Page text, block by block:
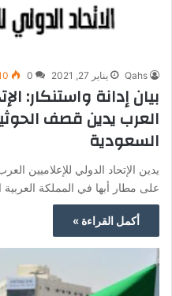
Qahs يناير 27, 2021 0
بيان إدانة واستنكار:
العرب يدين قصف
السعودية
يدين الإتحاد الدولي للإعلاميين
على مطار أبها في المملكة
أكمل القراءة »